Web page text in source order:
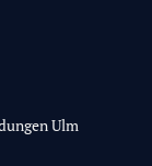
Ulm